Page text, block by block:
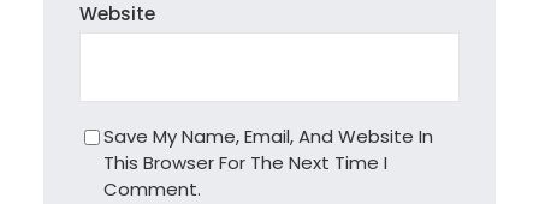
Website
Save My Name, Email, And Website In
This Browser For The Next Time I
Comment.